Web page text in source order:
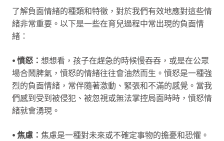
了解負面情緒的種類和特徵，對於我們有效地應對這些情
緒非常重要。以下是一些在育兒過程中常出現的負面情
緒：
⦁ 憤怒： 想想看，孩子在趕急的時候慢吞吞，或是在公眾
場合鬧脾氣，憤怒的情緒往往會油然而生。憤怒是一種強
烈的負面情緒，常伴隨著激動、緊張和不滿的感覺。當我
們感到受到被侵犯、被忽視或無法掌控局面時時，憤怒情
緒就會湧現。
⦁ 焦慮： 焦慮是一種對未來或不確定事物的擔憂和恐懼。